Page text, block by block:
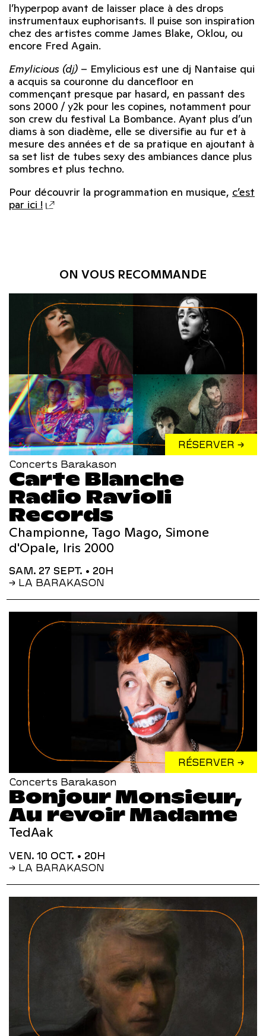
l’hyperpop avant de laisser place à des drops
instrumentaux euphorisants. Il puise son inspiration
chez des artistes comme James Blake, Oklou, ou
encore Fred Again.
Emylicious (dj) – Emylicious est une dj Nantaise qui
a acquis sa couronne du dancefloor en
commençant presque par hasard, en passant des
sons 2000 / y2k pour les copines, notamment pour
son crew du festival La Bombance. Ayant plus d’un
diams à son diadème, elle se diversifie au fur et à
mesure des années et de sa pratique en ajoutant à
sa set list de tubes sexy des ambiances dance plus
sombres et plus techno.
Pour découvrir la programmation en musique, c’est
par ici !
ON VOUS RECOMMANDE
RÉSERVER →
Concerts Barakason
Carte Blanche
Radio Ravioli
Records
Championne, Tago Mago, Simone
d'Opale, Iris 2000
SAM. 27 SEPT. • 20H
→ LA BARAKASON
RÉSERVER →
Concerts Barakason
Bonjour Monsieur,
Au revoir Madame
TedAak
VEN. 10 OCT. • 20H
→ LA BARAKASON